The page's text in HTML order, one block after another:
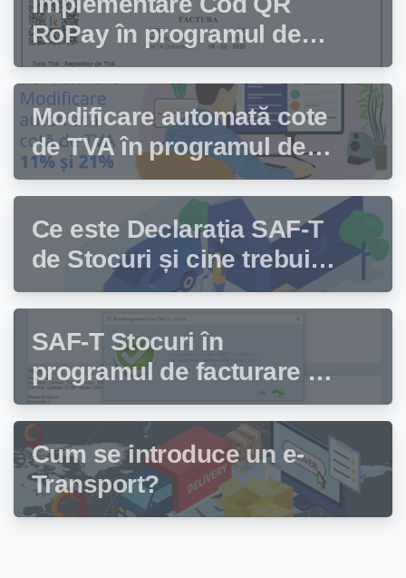
RoPay în programul de
facturare Facturis
Modificare automată cote
de TVA în programul de
facturare Facturis
Ce este Declarația SAF-T
de Stocuri și cine trebuie
să depună această
declarație?
SAF-T Stocuri în
programul de facturare și
gestiune stocuri Facturis
Cum se introduce un e-
Transport?